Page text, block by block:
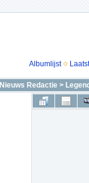
Albumlijst
Nieuws Redactie >